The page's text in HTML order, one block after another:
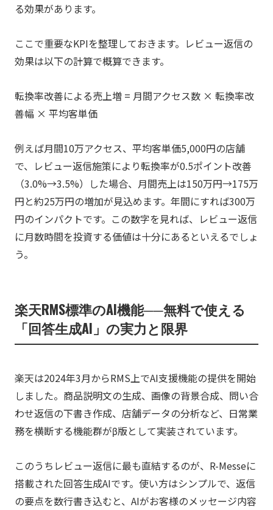
る効果があります。
ここで重要なKPIを整理しておきます。レビュー返信の
効果は以下の計算で概算できます。
転換率改善による売上増 = 月間アクセス数 × 転換率改
善幅 × 平均客単価
例えば月間10万アクセス、平均客単価5,000円の店舗
で、レビュー返信施策により転換率が0.5ポイント改善
（3.0%→3.5%）した場合、月間売上は150万円→175万
円と約25万円の増加が見込めます。年間にすれば300万
円のインパクトです。この数字を見れば、レビュー返信
に月数時間を投資する価値は十分にあるといえるでしょ
う。
楽天RMS標準のAI機能──無料で使える
「回答生成AI」の実力と限界
楽天は2024年3月からRMS上でAI支援機能の提供を開始
しました。商品説明文の生成、画像の背景合成、問い合
わせ返信の下書き作成、店舗データの分析など、日常業
務を横断する機能群がβ版として実装されています。
このうちレビュー返信に最も直結するのが、R-Messeに
搭載された回答生成AIです。使い方はシンプルで、返信
の要点を数行書き込むと、AIがお客様のメッセージ内容